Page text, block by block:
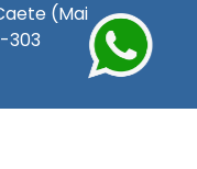
(Mai
303